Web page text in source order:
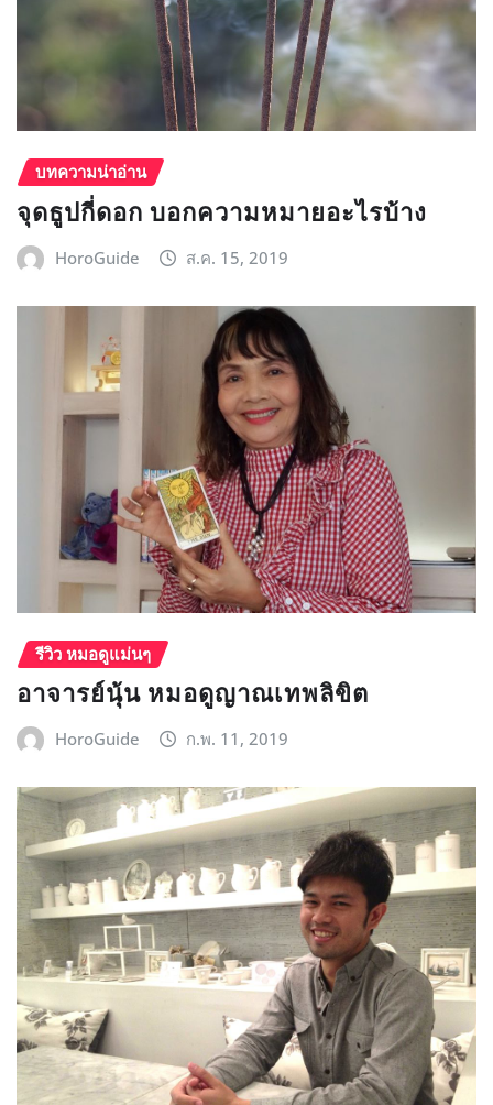
บทความน่าอ่าน
จุดธูปกี่ดอก บอกความหมายอะไรบ้าง
HoroGuide ส.ค. 15, 2019
รีวิว หมอดูแม่นๆ
อาจารย์นุ้น หมอดูญาณเทพลิขิต
HoroGuide ก.พ. 11, 2019